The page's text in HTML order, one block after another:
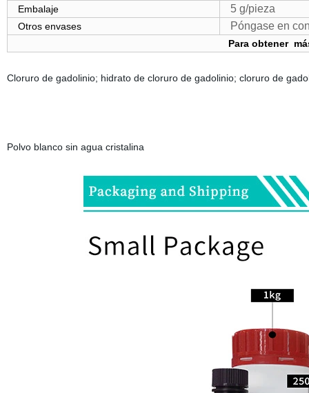
Embalaje
5 g/pieza
Otros envases Póngase en
Para obtener
Cloruro de gadolinio; hidrato de cloruro de gadolinio; cloruro de
Polvo blanco sin agua cristalina